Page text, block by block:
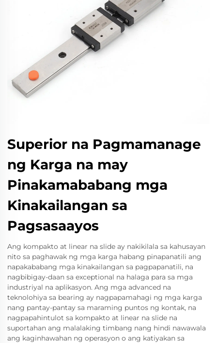
Superior na Pagmamanage
ng Karga na may
Pinakamababang mga
Kinakailangan sa
Pagsasaayos
Ang kompakto at linear na slide ay nakikilala sa kahusayan
nito sa paghawak ng mga karga habang pinapanatili ang
napakababang mga kinakailangan sa pagpapanatili, na
nagbibigay-daan sa exceptional na halaga para sa mga
industriyal na aplikasyon. Ang mga advanced na
teknolohiya sa bearing ay nagpapamahagi ng mga karga
nang pantay-pantay sa maraming puntos ng kontak, na
nagpapahintulot sa kompakto at linear na slide na
suportahan ang malalaking timbang nang hindi nawawala
ang kaginhawahan ng operasyon o ang katiyakan sa